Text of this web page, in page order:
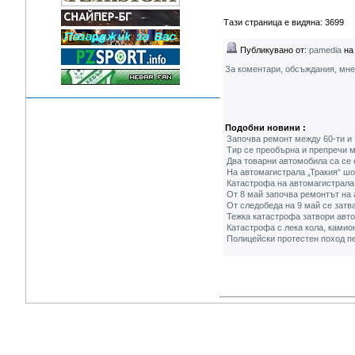
Тази страница е видяна: 3699
Публикувано от: pamedia на
За коментари, обсъждания,
Подобни новини :
Започва ремонт между 60-ти
Тир се преобърна и препречи
Два товарни автомобила са се
На автомагистрала „Тракия“
Катастрофа на
От 8 май започва ремонтът на
От следобеда на 9 май се
Тежка катастрофа затвори
Катастрофа с лека кола,
Полицейски протестен поход